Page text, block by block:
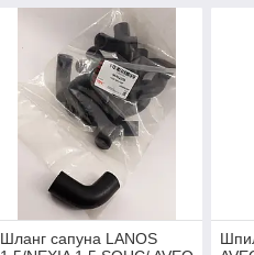
Шланг сапуна LANOS